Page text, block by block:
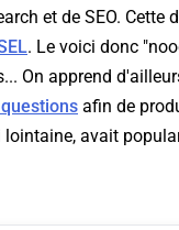
et de SEO.
. Le voici donc
On apprend
afin de
avait